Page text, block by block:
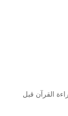
القرآن قبل